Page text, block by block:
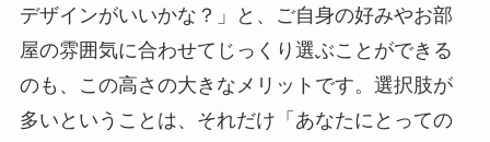
デザインがいいかな？」と、ご自身の好みやお部
屋の雰囲気に合わせてじっくり選ぶことができる
のも、この高さの大きなメリットです。選択肢が
多いということは、それだけ「あなたにとっての